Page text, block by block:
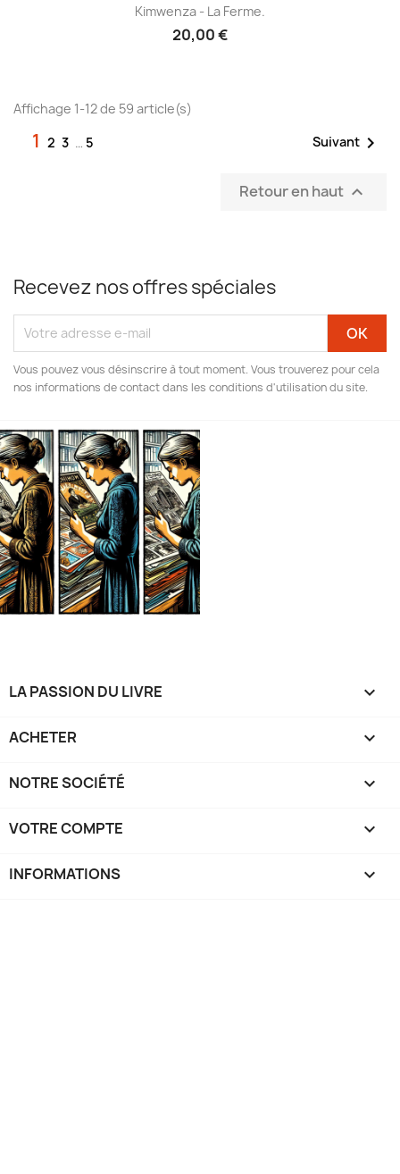
Kimwenza - La Ferme.
20,00 €
Affichage 1-12 de 59 article(s)
1 2 3 … 5 Suivant 
Retour en haut 
Recevez nos offres spéciales
Vous pouvez vous désinscrire à tout moment. Vous trouverez pour cela
nos informations de contact dans les conditions d'utilisation du site.
LA PASSION DU LIVRE 
ACHETER 
NOTRE SOCIÉTÉ 
VOTRE COMPTE 
INFORMATIONS keyboard_arrow_down